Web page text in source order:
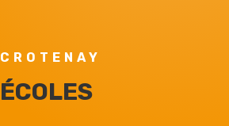
CROTENAY
ÉCOLES